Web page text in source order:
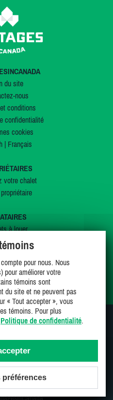
du site
nous
conditions
confidentialité
cookies
| Français
votre chalet
à louer
à vendre
spéciales
favoris
SUR
et fière de l'être
pour nous. Nous
pour améliorer votre
témoins sont
du site et ne peuvent pas
« Tout accepter », vous
témoins. Pour plus
Politique de confidentialité.
préférences